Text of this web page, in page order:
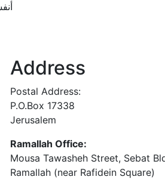
Address
Postal Address:
P.O.Box 17338
Jerusalem
Ramallah Office:
Mousa Tawasheh Street, Sebat
Ramallah (near Rafidein Square)